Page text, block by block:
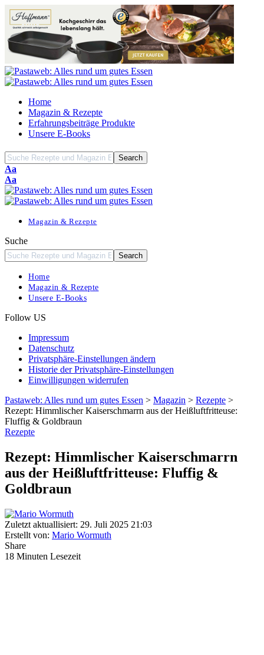
Home
Magazin & Rezepte
Erfahrungsbeiträge Produkte
Unsere E-Books
Font
Resizer
Aa
Font
Resizer
Aa
Magazin & Rezepte
Suche
Home
Magazin & Rezepte
Unsere E-Books
Follow US
Impressum
Datenschutz
Privatsphäre-Einstellungen ändern
Historie der Privatsphäre-Einstellungen
Einwilligungen widerrufen
Pastaweb: Alles rund um gutes Essen > Magazin > Rezepte >
Rezept: Himmlischer Kaiserschmarrn aus der Heißluftfritteuse:
Fluffig & Goldbraun
Rezepte
Rezept: Himmlischer Kaiserschmarrn
aus der Heißluftfritteuse: Fluffig &
Goldbraun
Zuletzt aktuallisiert: 29. Juli 2025 21:03
Erstellt von: Mario Wormuth
Share
18 Minuten Lesezeit